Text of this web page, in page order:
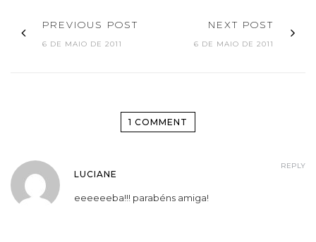
PREVIOUS POST
6 DE MAIO DE 2011
NEXT POST
6 DE MAIO DE 2011
1 COMMENT
REPLY
LUCIANE
eeeeeeba!!! parabéns amiga!